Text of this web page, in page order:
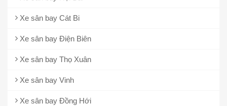
Xe sân bay Cát Bi
Xe sân bay Điện Biên
Xe sân bay Thọ Xuân
Xe sân bay Vinh
Xe sân bay Đồng Hới